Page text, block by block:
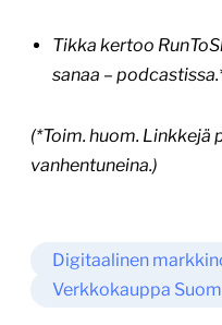
Tikka kertoo
sanaa –
(*Toim. huom.
vanhentuneina.)
Digitaalinen
Verkkokauppa